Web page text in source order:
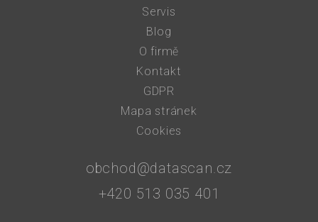
Servis
Blog
O firmě
Kontakt
GDPR
Mapa stránek
Cookies
obchod@datascan.cz
+420 513 035 401